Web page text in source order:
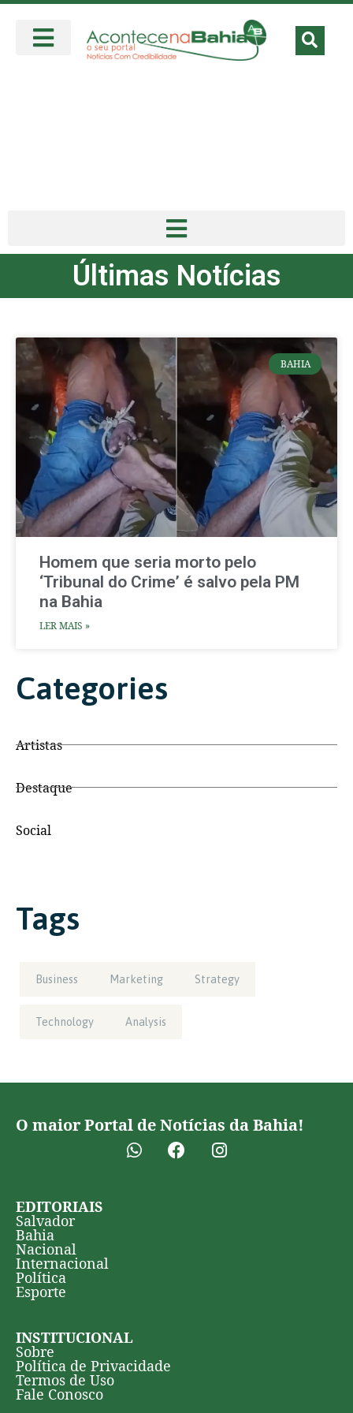
Últimas Notícias
BAHIA
Homem que seria morto pelo
‘Tribunal do Crime’ é salvo pela PM
na Bahia
LER MAIS »
Categories
Artistas
Destaque
Social
Tags
Business Marketing Strategy
Technology Analysis
O maior Portal de Notícias da Bahia!
EDITORIAIS
Salvador
Bahia
Nacional
Internacional
Política
Esporte
INSTITUCIONAL
Sobre
Política de Privacidade
Termos de Uso
Fale Conosco